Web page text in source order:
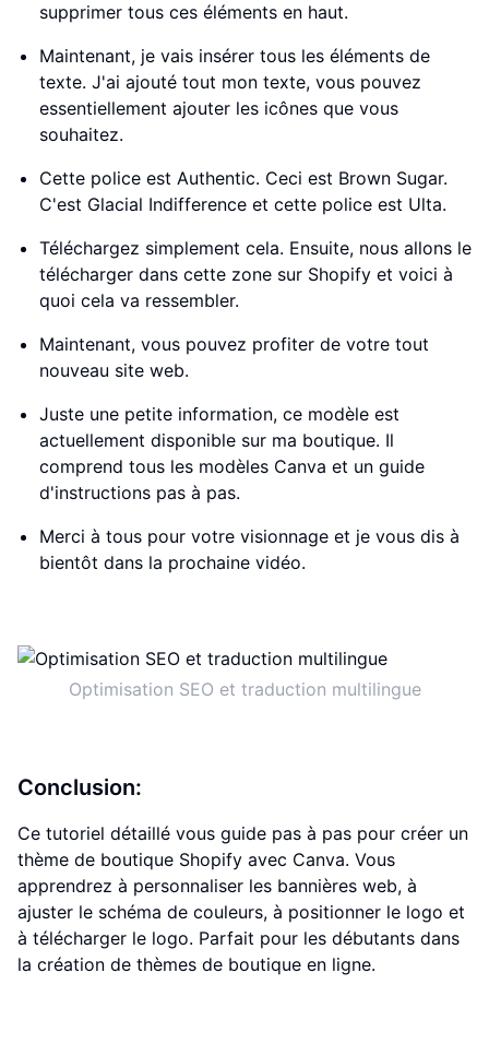
supprimer tous ces éléments en haut.
Maintenant, je vais insérer tous les éléments de
texte. J'ai ajouté tout mon texte, vous pouvez
essentiellement ajouter les icônes que vous
souhaitez.
Cette police est Authentic. Ceci est Brown Sugar.
C'est Glacial Indifference et cette police est Ulta.
Téléchargez simplement cela. Ensuite, nous allons le
télécharger dans cette zone sur Shopify et voici à
quoi cela va ressembler.
Maintenant, vous pouvez profiter de votre tout
nouveau site web.
Juste une petite information, ce modèle est
actuellement disponible sur ma boutique. Il
comprend tous les modèles Canva et un guide
d'instructions pas à pas.
Merci à tous pour votre visionnage et je vous dis à
bientôt dans la prochaine vidéo.
Optimisation SEO et traduction multilingue
Conclusion:
Ce tutoriel détaillé vous guide pas à pas pour créer un
thème de boutique Shopify avec Canva. Vous
apprendrez à personnaliser les bannières web, à
ajuster le schéma de couleurs, à positionner le logo et
à télécharger le logo. Parfait pour les débutants dans
la création de thèmes de boutique en ligne.